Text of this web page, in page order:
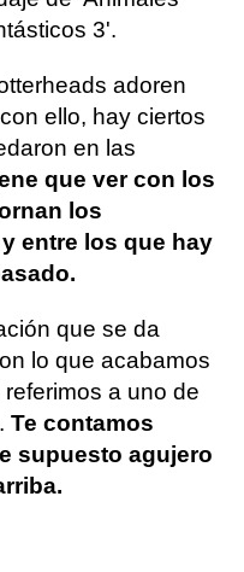
3'.
adoren
ello, hay ciertos
en las
que ver con los
los
entre los que hay
que se da
lo que acabamos
a uno de
Te contamos
supuesto agujero